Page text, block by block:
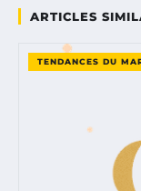
ARTICLES
TENDANCES DU